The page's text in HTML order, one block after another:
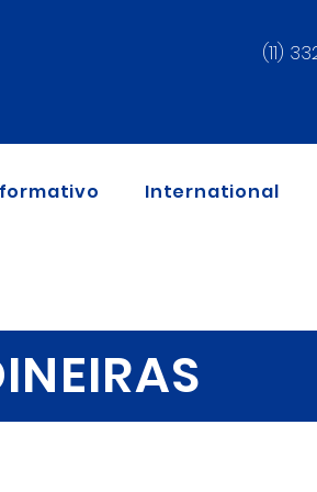
(11)
International